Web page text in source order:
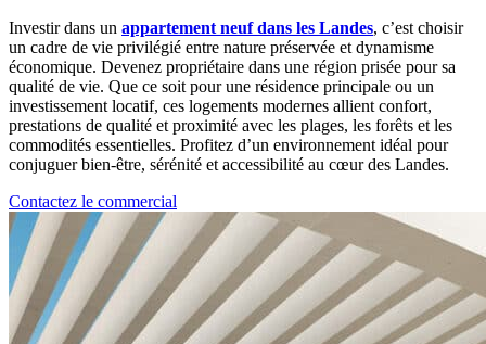
Investir dans un appartement neuf dans les Landes, c’est choisir
un cadre de vie privilégié entre nature préservée et dynamisme
économique. Devenez propriétaire dans une région prisée pour sa
qualité de vie. Que ce soit pour une résidence principale ou un
investissement locatif, ces logements modernes allient confort,
prestations de qualité et proximité avec les plages, les forêts et les
commodités essentielles. Profitez d’un environnement idéal pour
conjuguer bien-être, sérénité et accessibilité au cœur des Landes.
Contactez le commercial